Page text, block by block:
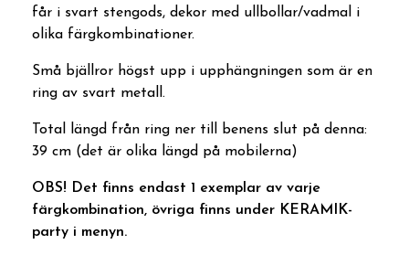
får i svart stengods, dekor med ullbollar/vadmal i
olika färgkombinationer.
Små bjällror högst upp i upphängningen som är en
ring av svart metall.
Total längd från ring ner till benens slut på denna:
39 cm (det är olika längd på mobilerna)
OBS! Det finns endast 1 exemplar av varje
färgkombination, övriga finns under KERAMIK-
party i menyn.